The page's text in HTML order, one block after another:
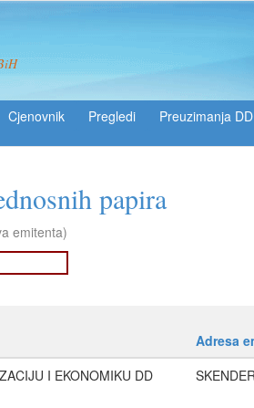
Pregledi Preuzimanja DD
papira
emitenta)
Adresa
I EKONOMIKU DD